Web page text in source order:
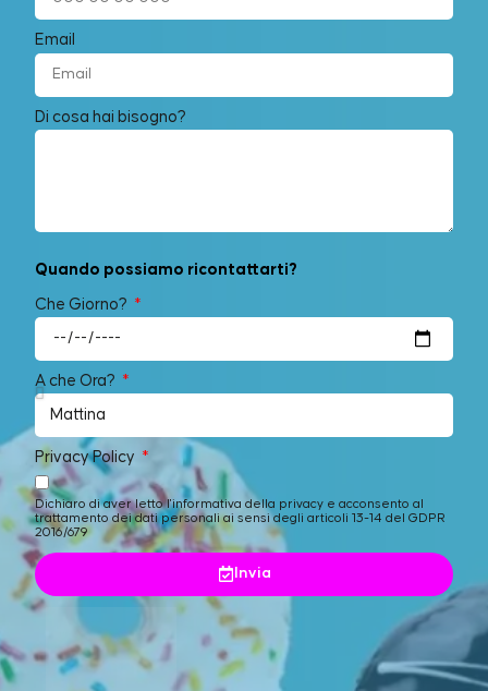
Email
Di cosa hai bisogno?
Quando possiamo ricontattarti?
Che Giorno?
A che Ora?
Privacy Policy
Dichiaro di aver letto l'informativa della privacy e acconsento al
trattamento dei dati personali ai sensi degli articoli 13-14 del GDPR
2016/679
Invia